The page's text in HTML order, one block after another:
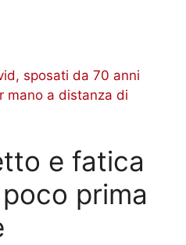
sposati da 70 anni
mano a distanza di
e fatica
prima